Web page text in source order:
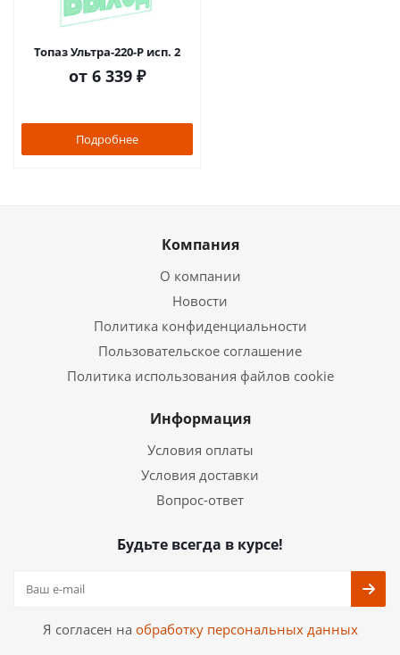
Топаз Ультра-220-Р исп. 2
от 6 339 ₽
Подробнее
Компания
О компании
Новости
Политика конфиденциальности
Пользовательское соглашение
Политика использования файлов cookie
Информация
Условия оплаты
Условия доставки
Вопрос-ответ
Будьте всегда в курсе!
Я согласен на обработку персональных данных